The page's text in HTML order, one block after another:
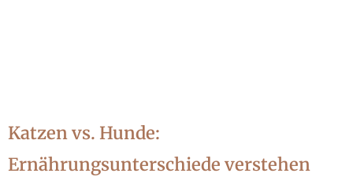
Katzen vs. Hunde:
Ernährungsunterschiede verstehen